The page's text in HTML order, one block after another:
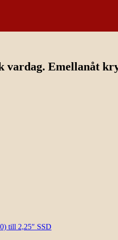
vardag. Emellanåt
till 2,25″ SSD